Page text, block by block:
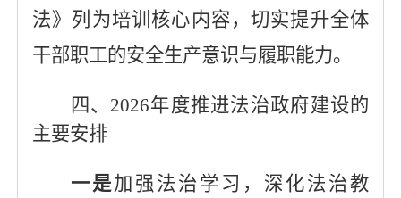
法》列为培训核心内容，切实提升全体
干部职工的安全生产意识与履职能力。
四、 2026年度推进法治政府建设的
主要安排
一是加强法治学习，深化法治教